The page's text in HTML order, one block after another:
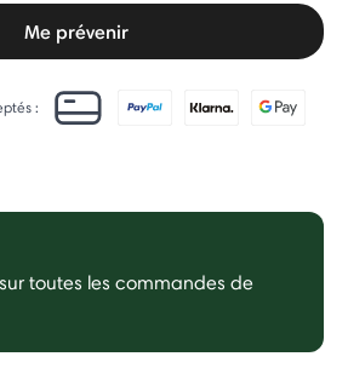
Me prévenir
:
toutes les commandes de